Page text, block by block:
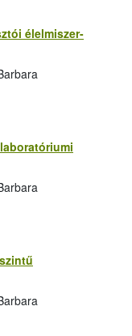
élelmiszer-